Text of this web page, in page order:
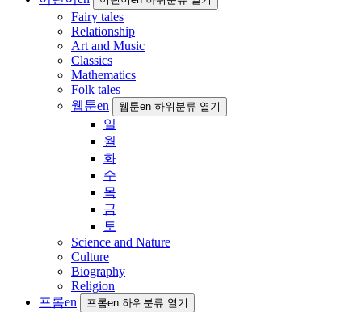
Fairy tales
Relationship
Art and Music
Classics
Mathematics
Folk tales
웹툰en
웹툰en 하위분류 열기
일
월
화
수
목
금
토
Science and Nature
Culture
Biography
Religion
프롬en
프롬en 하위분류 열기